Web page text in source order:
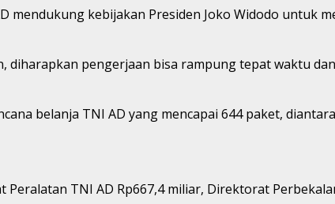
mendukung kebijakan Presiden Joko Widodo untuk
diharapkan pengerjaan bisa rampung tepat waktu
belanja TNI AD yang mencapai 644 paket,
TNI AD Rp667,4 miliar, Direktorat